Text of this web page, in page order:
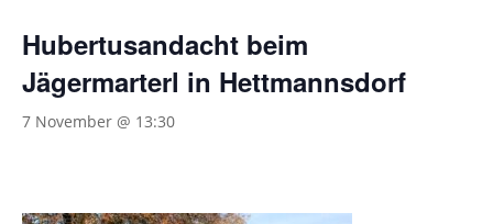
Hubertusandacht beim
Jägermarterl in Hettmannsdorf
7 November @ 13:30